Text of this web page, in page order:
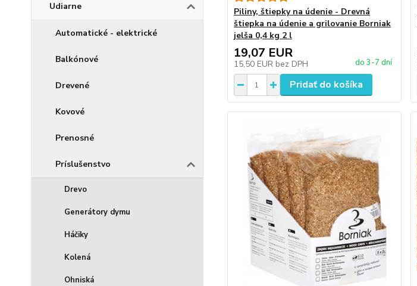
Udiarne
Automatické - elektrické
Balkónové
Drevené
Kovové
Prenosné
Príslušenstvo
Drevo
Generátory dymu
Háčiky
Kolená
Ohniská
Piliny, štiepky na údenie - Drevná
štiepka na údenie a grilovanie Borniak
jelša 0,4 kg 2 l
19,07 EUR
15,50 EUR bez DPH do 3-7 dní
Pridať do košíka